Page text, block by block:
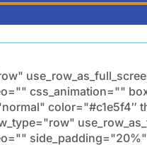
css_animation=""